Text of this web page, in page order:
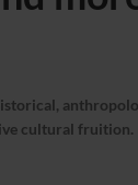
cultural fruition.